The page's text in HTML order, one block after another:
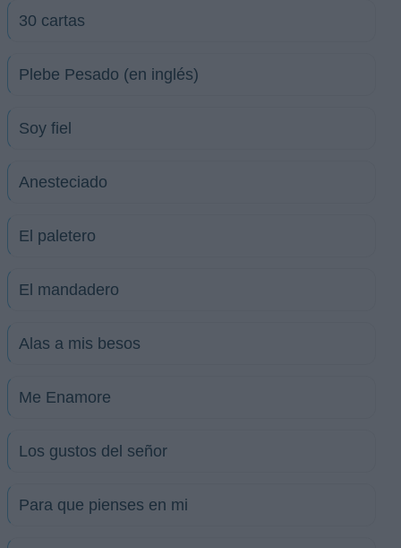
30 cartas
Plebe Pesado (en inglés)
Soy fiel
Anesteciado
El paletero
El mandadero
Alas a mis besos
Me Enamore
Los gustos del señor
Para que pienses en mi